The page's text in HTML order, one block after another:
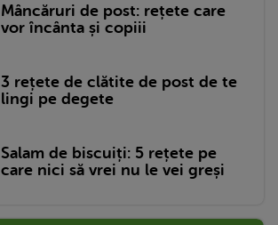
Mâncăruri de post: rețete care
vor încânta și copiii
3 rețete de clătite de post de te
lingi pe degete
Salam de biscuiți: 5 rețete pe
care nici să vrei nu le vei greși